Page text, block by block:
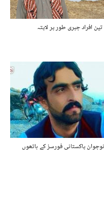
افراد جبری طور پر لاپتہ
پاکستانی فورسز کے ہاتھوں